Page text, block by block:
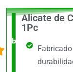
O +
barato,
Alicate de
1Pc